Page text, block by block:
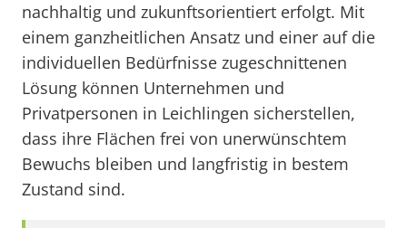
nachhaltig und zukunftsorientiert erfolgt. Mit
einem ganzheitlichen Ansatz und einer auf die
individuellen Bedürfnisse zugeschnittenen
Lösung können Unternehmen und
Privatpersonen in Leichlingen sicherstellen,
dass ihre Flächen frei von unerwünschtem
Bewuchs bleiben und langfristig in bestem
Zustand sind.